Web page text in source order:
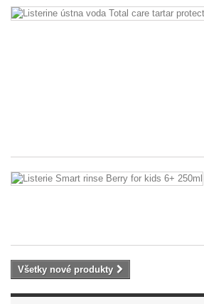
Všetky nové produkty